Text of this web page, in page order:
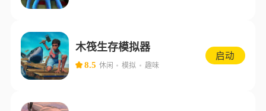
木筏生存模拟器
8.5 休闲 模拟 趣味
启动